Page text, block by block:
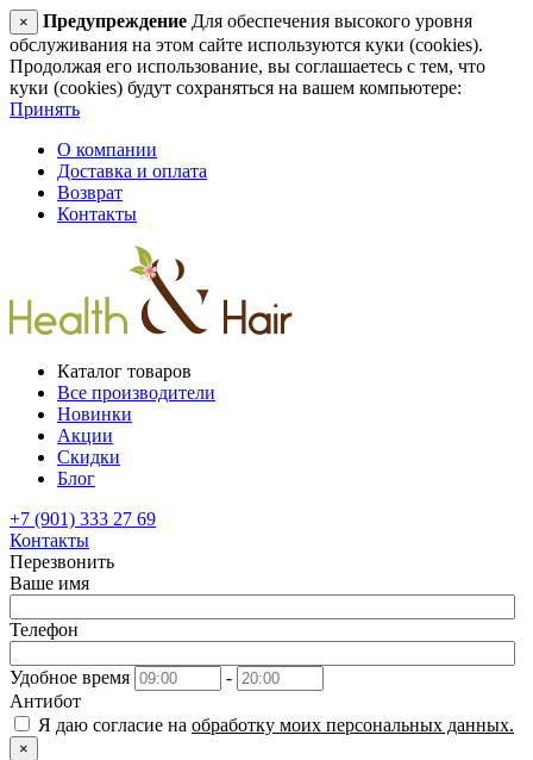
× Предупреждение Для обеспечения высокого уровня
обслуживания на этом сайте используются куки (cookies).
Продолжая его использование, вы соглашаетесь с тем, что
куки (cookies) будут сохраняться на вашем компьютере:
Принять
О компании
Доставка и оплата
Возврат
Контакты
Каталог товаров
Все производители
Новинки
Акции
Скидки
Блог
+7 (901) 333 27 69
Контакты
Перезвонить
Ваше имя
Телефон
Удобное время
-
Антибот
Я даю согласие на обработку моих персональных данных.
×